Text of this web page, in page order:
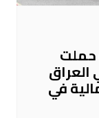
2026 كيف حملت
في